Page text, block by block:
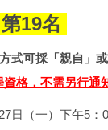
19名
式可採「親自」
格，不需另行通
日（一）下午5：